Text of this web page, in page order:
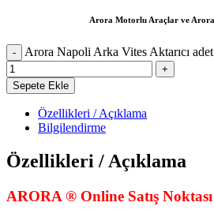
Arora Motorlu Araçlar ve Arora
Arora Napoli Arka Vites Aktarıcı adet
Sepete Ekle
Özellikleri / Açıklama
Bilgilendirme
Özellikleri / Açıklama
ARORA ® Online Satış Noktası